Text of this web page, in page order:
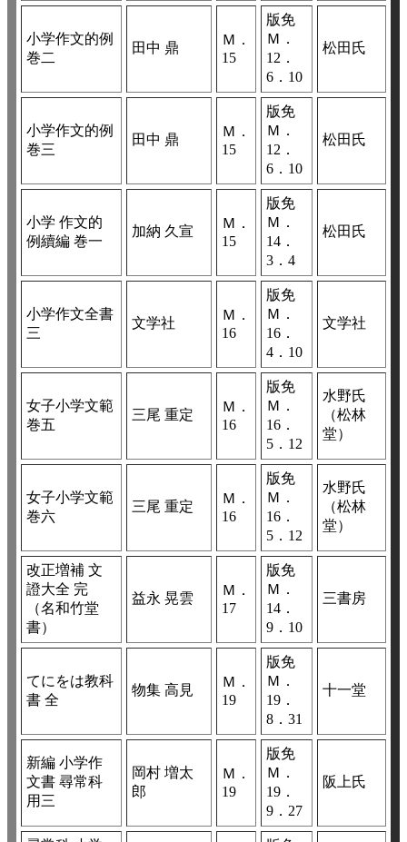
小学作文的例
巻二
田中 鼎
Ｍ．
15
版免
Ｍ．
12．
6．10
松田氏
小学作文的例
巻三
田中 鼎
Ｍ．
15
版免
Ｍ．
12．
6．10
松田氏
小学 作文的
例續編 巻一
加納 久宣
Ｍ．
15
版免
Ｍ．
14．
3．4
松田氏
小学作文全書
三
文学社
Ｍ．
16
版免
Ｍ．
16．
4．10
文学社
女子小学文範
巻五
三尾 重定
Ｍ．
16
版免
Ｍ．
16．
5．12
水野氏
（松林
堂）
女子小学文範
巻六
三尾 重定
Ｍ．
16
版免
Ｍ．
16．
5．12
水野氏
（松林
堂）
改正増補 文
證大全 完
（名和竹堂
書）
益永 晃雲
Ｍ．
17
版免
Ｍ．
14．
9．10
三書房
てにをは教科
書 全
物集 高見
Ｍ．
19
版免
Ｍ．
19．
8．31
十一堂
新編 小学作
文書 尋常科
用三
岡村 増太
郎
Ｍ．
19
版免
Ｍ．
19．
9．27
阪上氏